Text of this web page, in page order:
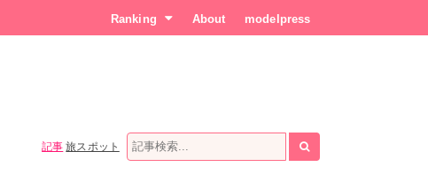
Ranking About modelpress
記事 旅スポット